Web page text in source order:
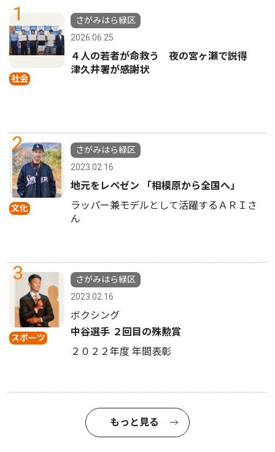
1
社会
さがみはら緑区
2026.06.25
４人の若者が命救う 夜の宮ヶ瀬で説得
津久井署が感謝状
2
文化
さがみはら緑区
2023.02.16
地元をレペゼン 「相模原から全国へ」
ラッパー兼モデルとして活躍するＡＲＩさ
ん
3
スポーツ
さがみはら緑区
2023.02.16
ボクシング
中谷選手 ２回目の殊勲賞
２０２２年度 年間表彰
もっと見る